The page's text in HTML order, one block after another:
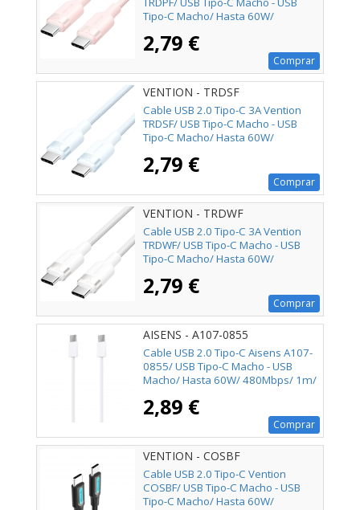
Tipo-C Macho/ Hasta 60W/
2,79 €
Comprar
VENTION - TRDSF
Cable USB 2.0 Tipo-C 3A Vention
TRDSF/ USB Tipo-C Macho - USB
Tipo-C Macho/ Hasta 60W/
2,79 €
Comprar
VENTION - TRDWF
Cable USB 2.0 Tipo-C 3A Vention
TRDWF/ USB Tipo-C Macho - USB
Tipo-C Macho/ Hasta 60W/
2,79 €
Comprar
AISENS - A107-0855
Cable USB 2.0 Tipo-C Aisens A107-
0855/ USB Tipo-C Macho - USB
Macho/ Hasta 60W/ 480Mbps/ 1m/
2,89 €
Comprar
VENTION - COSBF
Cable USB 2.0 Tipo-C Vention
COSBF/ USB Tipo-C Macho - USB
Tipo-C Macho/ Hasta 60W/